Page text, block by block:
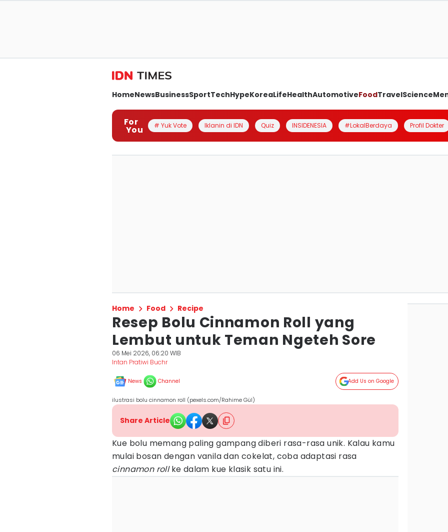
HomeNewsBusinessSportTechHypeKoreaLifeHealthAutomotiveFoodTravelScience
For
You # Yuk Vote Iklanin di IDN Quiz INSIDENESIA #LokalBerdaya Profil Dokter
Home Food Recipe
Resep Bolu Cinnamon Roll yang
Lembut untuk Teman Ngeteh Sore
06 Mei 2026, 06:20 WIB
Intan Pratiwi Buchr
News Channel Add Us on Google
ilustrasi bolu cinnamon roll (pexels.com/Rahime Gül)
Share Article
Kue bolu memang paling gampang diberi rasa-rasa unik. Kalau kamu
mulai bosan dengan vanila dan cokelat, coba adaptasi rasa
cinnamon rollke dalam kue klasik satu ini.